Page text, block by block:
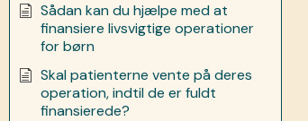
Sådan kan du hjælpe med at
finansiere livsvigtige operationer
for børn
Skal patienterne vente på deres
operation, indtil de er fuldt
finansierede?